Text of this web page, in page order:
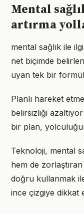
Mental
artırma
mental sağlık ile
net biçimde
uyan tek bir
Planlı hareket
belirsizliği azaltıyor
bir plan,
Teknoloji, mental
hem de
doğru kullanmak
ince çizgiye dikkat